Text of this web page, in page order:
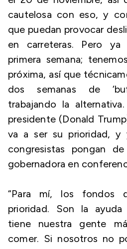
cautelosa con eso, y
que puedan provocar
en carreteras. Pero
primera semana;
próxima, así que
dos semanas de
trabajando la
presidente (Donald
va a ser su prioridad, y
congresistas pongan
gobernadora en
“Para mí, los fondos
prioridad. Son la
tiene nuestra gente
comer. Si nosotros no